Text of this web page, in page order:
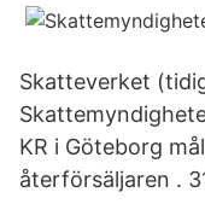
Skatteverket
KR i Göteborg
återförsäljaren .